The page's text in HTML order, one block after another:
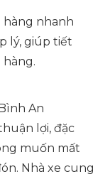
hàng nhanh
lý, giúp tiết
hàng.
An
lợi, đặc
muốn mất
Nhà xe cung